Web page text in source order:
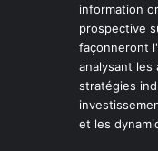
information
prospective
façonneront
analysant les
stratégies
et les